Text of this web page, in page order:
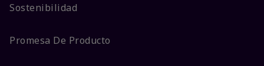
Sostenibilidad
Promesa De Producto